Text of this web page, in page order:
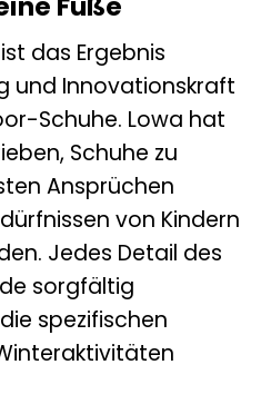
das Ergebnis
und Innovationskraft
Schuhe. Lowa hat
Schuhe zu
Ansprüchen
von Kindern
Jedes Detail des
sorgfältig
spezifischen